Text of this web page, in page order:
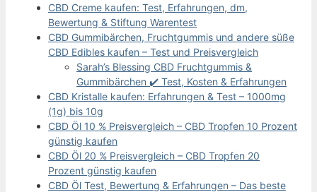
CBD Creme kaufen: Test, Erfahrungen, dm,
Bewertung & Stiftung Warentest
CBD Gummibärchen, Fruchtgummis und andere süße
CBD Edibles kaufen – Test und Preisvergleich
Sarah’s Blessing CBD Fruchtgummis &
Gummibärchen ✔️ Test, Kosten & Erfahrungen
CBD Kristalle kaufen: Erfahrungen & Test – 1000mg
(1g) bis 10g
CBD Öl 10 % Preisvergleich – CBD Tropfen 10 Prozent
günstig kaufen
CBD Öl 20 % Preisvergleich – CBD Tropfen 20
Prozent günstig kaufen
CBD Öl Test, Bewertung & Erfahrungen – Das beste